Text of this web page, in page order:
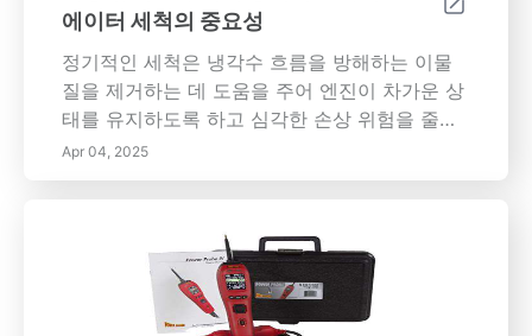
수 있습니다. 환경적 시사점 높은 차량 배출은 공
기 오염뿐만 아니라 기후 변화 및 생태계 악화에
도 기여합니다. 온실가스는 열을 가두어, 지구 온
난화 및 극단적인 기상 조건으로 이어집니다. 또
한, 이러한 배출로 인해 발생한 산성 비는 식물과
동물에 피해를 주어 지역 생태계를 방해합니다.
한 문제를 해결하는 것이 환경 보호에 필수적입
니다. 배출 검사 중요성차량 배출 시스템의 정기
검사는 규제 준수를 보장하는 데 필수적입니다.
이러한 점검은 배출량 증가로 이어질 수 있는 고
에이터 세척의 중요성
정기적인 세척은 냉각수 흐름을 방해하는 이물
질을 제거하는 데 도움을 주어 엔진이 차가운 상
태를 유지하도록 하고 심각한 손상 위험을 줄입
니다. 2. 향상된 냉각 효율성: 신선한 냉각수는
최적의 열전달에 필수적입니다. 청결한 라디에이
적으로 작동하도록 합니다. 3. 향상된 엔진 성능:
깨끗한 냉각 시스템은 최적의 연소 조건을 제공
하므로 연료 효율성과 엔진 신뢰성을 향상시킵
니다. 4. 부식 방지: 정기 세척은 부식성 물질을
Apr 04, 2025